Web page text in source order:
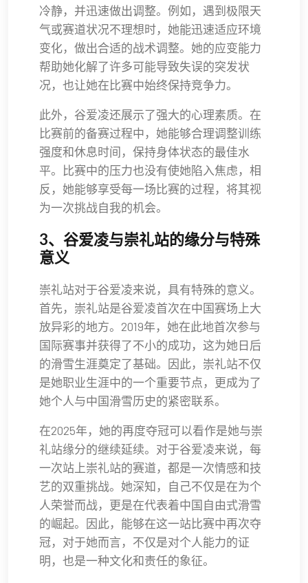
冷静，并迅速做出调整。例如，遇到极限天
气或赛道状况不理想时，她能迅速适应环境
变化，做出合适的战术调整。她的应变能力
帮助她化解了许多可能导致失误的突发状
况，也让她在比赛中始终保持竞争力。
此外，谷爱凌还展示了强大的心理素质。在
比赛前的备赛过程中，她能够合理调整训练
强度和休息时间，保持身体状态的最佳水
平。比赛中的压力也没有使她陷入焦虑，相
反，她能够享受每一场比赛的过程，将其视
为一次挑战自我的机会。
3、谷爱凌与崇礼站的缘分与特殊
意义
崇礼站对于谷爱凌来说，具有特殊的意义。
首先，崇礼站是谷爱凌首次在中国赛场上大
放异彩的地方。2019年，她在此地首次参与
国际赛事并获得了不小的成功，这为她日后
的滑雪生涯奠定了基础。因此，崇礼站不仅
是她职业生涯中的一个重要节点，更成为了
她个人与中国滑雪历史的紧密联系。
在2025年，她的再度夺冠可以看作是她与崇
礼站缘分的继续延续。对于谷爱凌来说，每
一次站上崇礼站的赛道，都是一次情感和技
艺的双重挑战。她深知，自己不仅是在为个
人荣誉而战，更是在代表着中国自由式滑雪
的崛起。因此，能够在这一站比赛中再次夺
冠，对于她而言，不仅是对个人能力的证
明，也是一种文化和责任的象征。